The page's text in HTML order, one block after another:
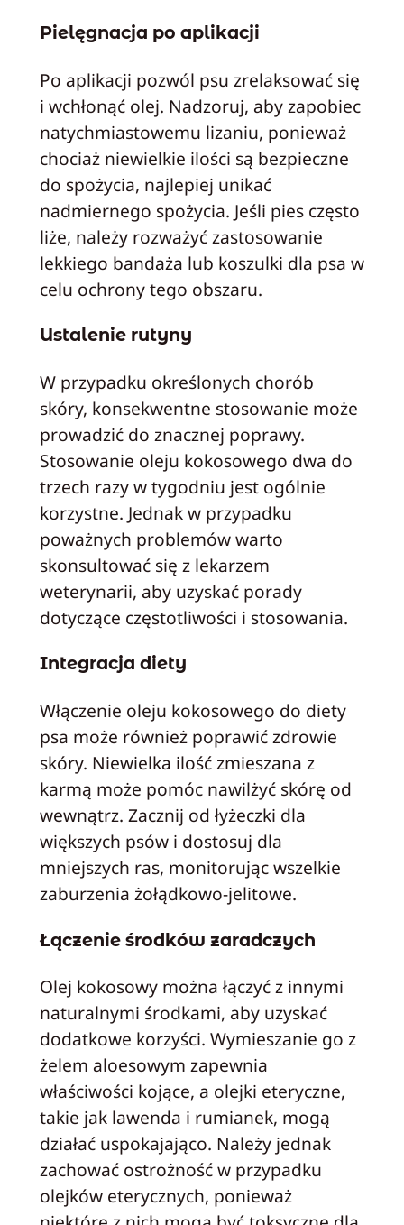
Pielęgnacja po aplikacji
Po aplikacji pozwól psu zrelaksować się
i wchłonąć olej. Nadzoruj, aby zapobiec
natychmiastowemu lizaniu, ponieważ
chociaż niewielkie ilości są bezpieczne
do spożycia, najlepiej unikać
nadmiernego spożycia. Jeśli pies często
liże, należy rozważyć zastosowanie
lekkiego bandaża lub koszulki dla psa w
celu ochrony tego obszaru.
Ustalenie rutyny
W przypadku określonych chorób
skóry, konsekwentne stosowanie może
prowadzić do znacznej poprawy.
Stosowanie oleju kokosowego dwa do
trzech razy w tygodniu jest ogólnie
korzystne. Jednak w przypadku
poważnych problemów warto
skonsultować się z lekarzem
weterynarii, aby uzyskać porady
dotyczące częstotliwości i stosowania.
Integracja diety
Włączenie oleju kokosowego do diety
psa może również poprawić zdrowie
skóry. Niewielka ilość zmieszana z
karmą może pomóc nawilżyć skórę od
wewnątrz. Zacznij od łyżeczki dla
większych psów i dostosuj dla
mniejszych ras, monitorując wszelkie
zaburzenia żołądkowo-jelitowe.
Łączenie środków zaradczych
Olej kokosowy można łączyć z innymi
naturalnymi środkami, aby uzyskać
dodatkowe korzyści. Wymieszanie go z
żelem aloesowym zapewnia
właściwości kojące, a olejki eteryczne,
takie jak lawenda i rumianek, mogą
działać uspokajająco. Należy jednak
zachować ostrożność w przypadku
olejków eterycznych, ponieważ